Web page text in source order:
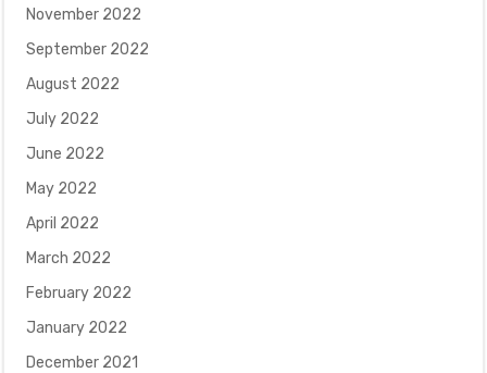
November 2022
September 2022
August 2022
July 2022
June 2022
May 2022
April 2022
March 2022
February 2022
January 2022
December 2021